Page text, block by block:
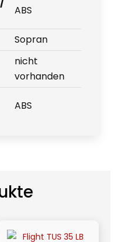
ABS
Sopran
nicht
vorhanden
ABS